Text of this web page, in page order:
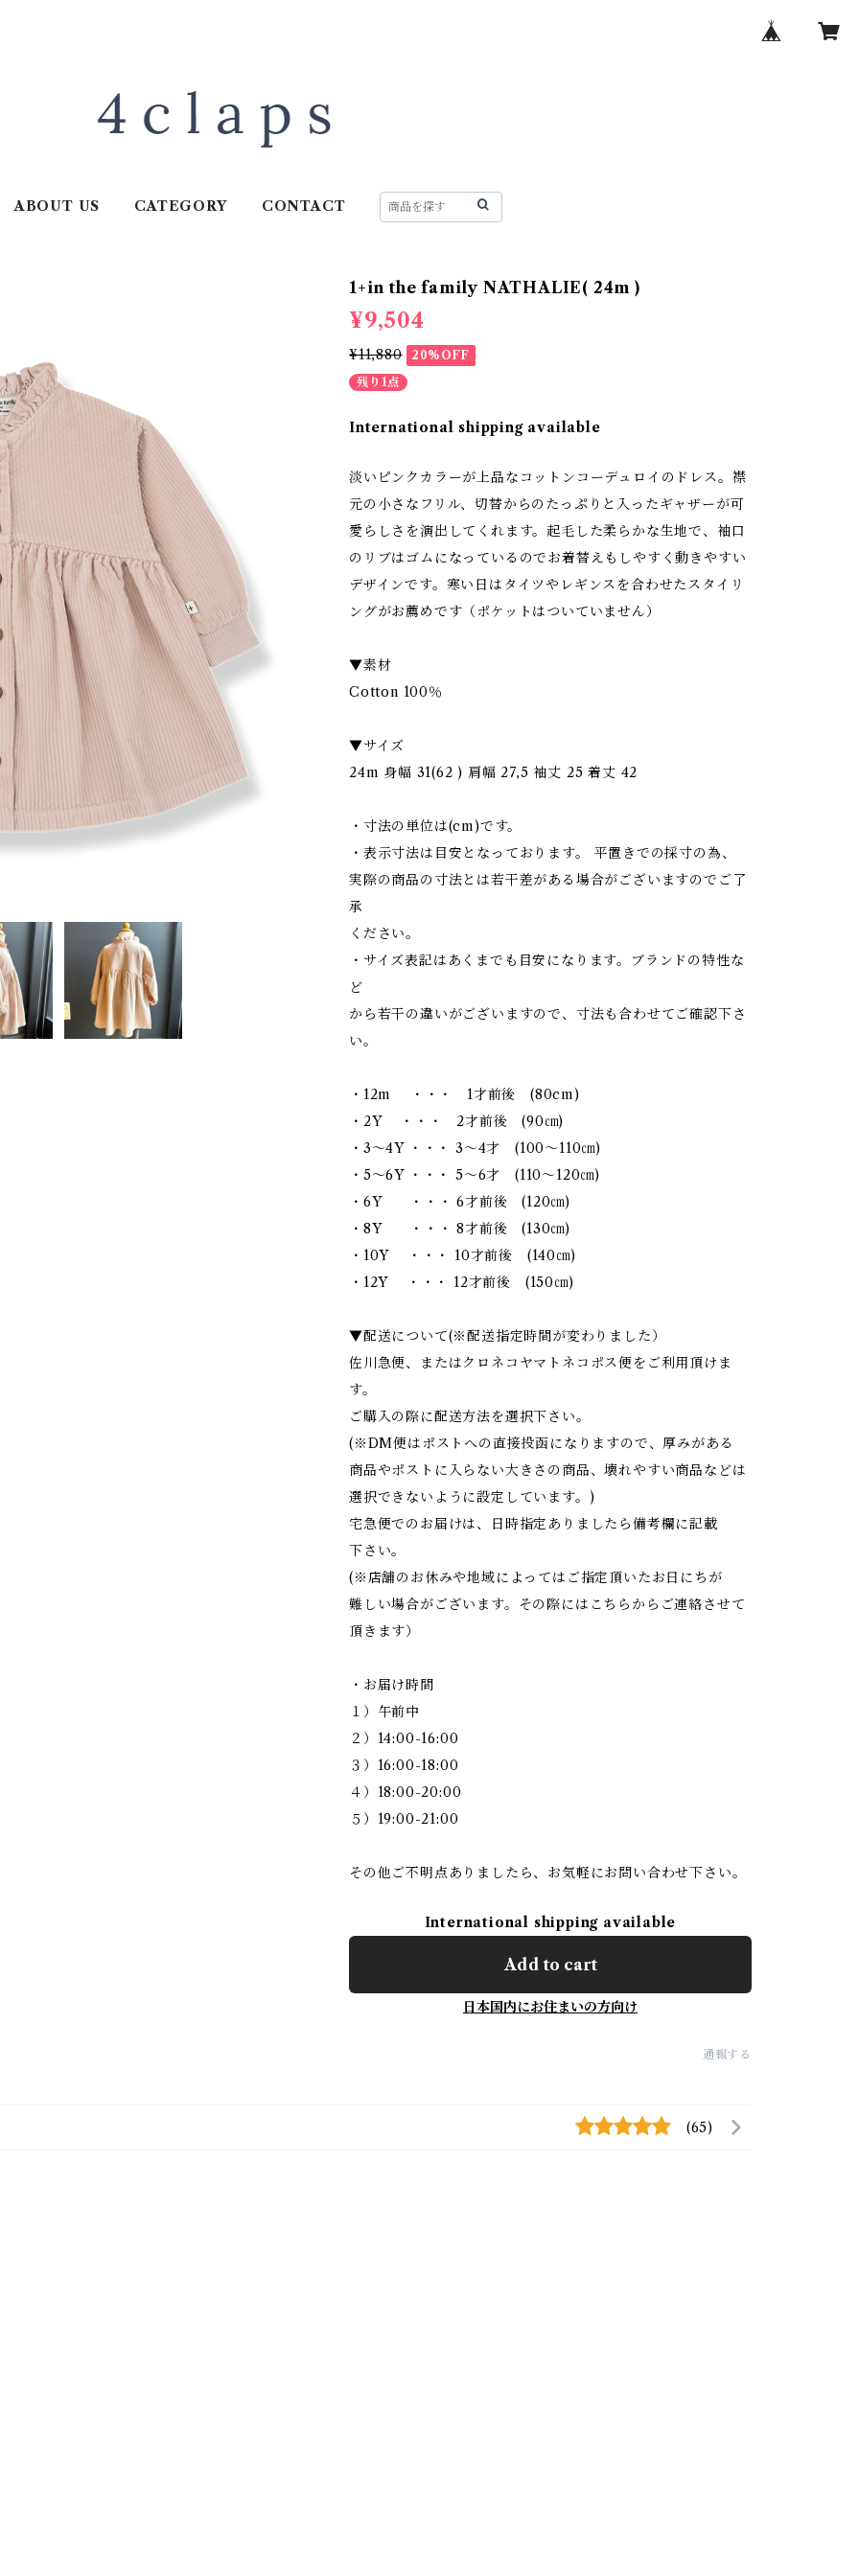
ABOUT US CATEGORY CONTACT
1+in the family NATHALIE( 24m )
¥9,504
¥11,880
20%OFF
残り1点
International shipping available
淡いピンクカラーが上品なコットンコーデュロイのドレス。襟
元の小さなフリル、切替からのたっぷりと入ったギャザーが可
愛らしさを演出してくれます。起毛した柔らかな生地で、袖口
のリブはゴムになっているのでお着替えもしやすく動きやすい
デザインです。寒い日はタイツやレギンスを合わせたスタイリ
ングがお薦めです（ポケットはついていません）
▼素材
Cotton 100％
▼サイズ
24m 身幅 31(62 ) 肩幅 27,5 袖丈 25 着丈 42
・寸法の単位は(cm)です。
・表示寸法は目安となっております。 平置きでの採寸の為、
実際の商品の寸法とは若干差がある場合がございますのでご了
承
ください。
・サイズ表記はあくまでも目安になります。ブランドの特性な
ど
から若干の違いがございますので、寸法も合わせてご確認下さ
い。
・12m ・・・ 1才前後 (80cm)
・2Y ・・・ 2才前後 (90㎝)
・3～4Y ・・・ 3～4才 (100～110㎝)
・5～6Y ・・・ 5～6才 (110～120㎝)
・6Y ・・・ 6才前後 (120㎝)
・8Y ・・・ 8才前後 (130㎝)
・10Y ・・・ 10才前後 (140㎝)
・12Y ・・・ 12才前後 (150㎝)
▼配送について(※配送指定時間が変わりました）
佐川急便、またはクロネコヤマトネコポス便をご利用頂けま
す。
ご購入の際に配送方法を選択下さい。
(※DM便はポストへの直接投函になりますので、厚みがある
商品やポストに入らない大きさの商品、壊れやすい商品などは
選択できないように設定しています。)
宅急便でのお届けは、日時指定ありましたら備考欄に記載
下さい。
(※店舗のお休みや地域によってはご指定頂いたお日にちが
難しい場合がございます。その際にはこちらからご連絡させて
頂きます）
・お届け時間
１）午前中
２）14:00-16:00
３）16:00-18:00
４）18:00-20:00
５）19:00-21:00
その他ご不明点ありましたら、お気軽にお問い合わせ下さい。
International shipping available
Add to cart
日本国内にお住まいの方向け
通報する
(65)